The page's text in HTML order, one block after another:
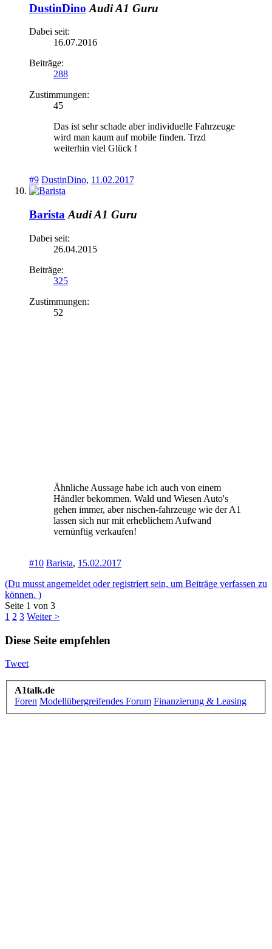
DustinDino Audi A1 Guru
Dabei seit:
16.07.2016
Beiträge:
288
Zustimmungen:
45
Das ist sehr schade aber individuelle Fahrzeuge
wird man kaum auf mobile finden. Trzd
weiterhin viel Glück !
#9 DustinDino, 11.02.2017
Barista Audi A1 Guru
Dabei seit:
26.04.2015
Beiträge:
325
Zustimmungen:
52
Ähnliche Aussage habe ich auch von einem
Händler bekommen. Wald und Wiesen Auto's
gehen immer, aber nischen-fahrzeuge wie der A1
lassen sich nur mit erheblichem Aufwand
vernünftig verkaufen!
#10 Barista, 15.02.2017
(Du musst angemeldet oder registriert sein, um Beiträge verfassen zu
können. )
Seite 1 von 3
1 2 3 Weiter >
Diese Seite empfehlen
Tweet
A1talk.de
Foren Modellübergreifendes Forum Finanzierung & Leasing